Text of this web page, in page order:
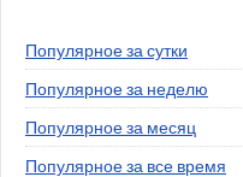
Популярное за сутки
Популярное за неделю
Популярное за месяц
Популярное за все время